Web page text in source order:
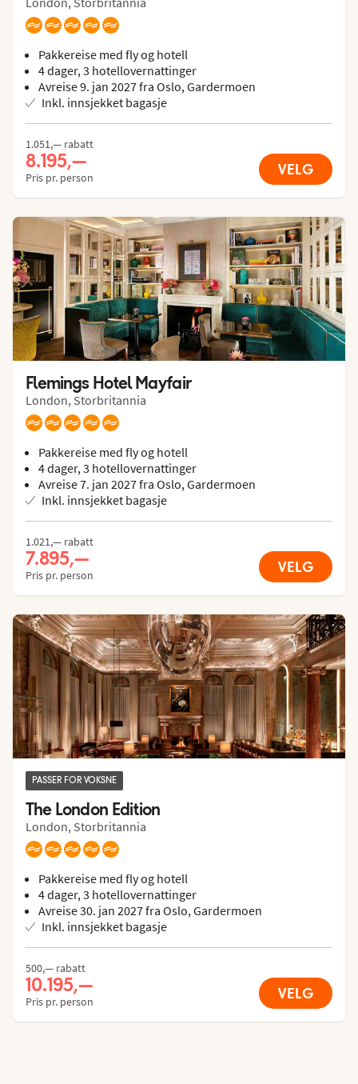
Pakkereise med fly og hotell
4 dager, 3 hotellovernattinger
Avreise 9. jan 2027 fra Oslo, Gardermoen
Inkl. innsjekket bagasje
1.051,— rabatt
8.195,—
Pris pr. person VELG
Flemings Hotel Mayfair
London, Storbritannia
Pakkereise med fly og hotell
4 dager, 3 hotellovernattinger
Avreise 7. jan 2027 fra Oslo, Gardermoen
Inkl. innsjekket bagasje
1.021,— rabatt
7.895,—
Pris pr. person VELG
PASSER FOR VOKSNE
The London Edition
London, Storbritannia
Pakkereise med fly og hotell
4 dager, 3 hotellovernattinger
Avreise 30. jan 2027 fra Oslo, Gardermoen
Inkl. innsjekket bagasje
500,— rabatt
10.195,—
Pris pr. person VELG